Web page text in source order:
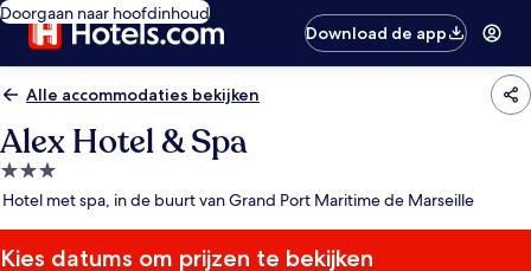
Doorgaan naar hoofdinhoud
Download de app
Alle accommodaties bekijken
Alex Hotel & Spa
3.0-
sterrenaccommodatie
Hotel met spa, in de buurt van Grand Port Maritime de Marseille
Kies datums om prijzen te bekijken